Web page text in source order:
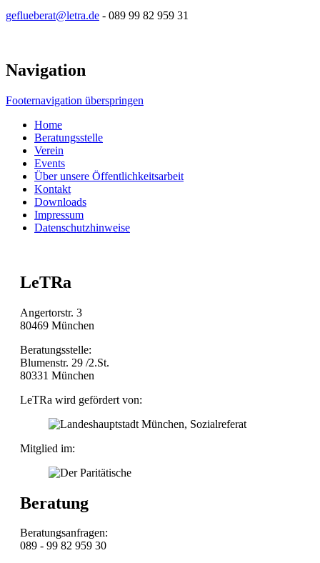
geflueberat@letra.de - 089 99 82 959 31
Navigation
Footernavigation überspringen
Home
Beratungsstelle
Verein
Events
Über unsere Öffentlichkeitsarbeit
Kontakt
Downloads
Impressum
Datenschutzhinweise
LeTRa
Angertorstr. 3
80469 München
Beratungsstelle:
Blumenstr. 29 /2.St.
80331 München
LeTRa wird gefördert von:
Mitglied im:
Beratung
Beratungsanfragen:
089 - 99 82 959 30